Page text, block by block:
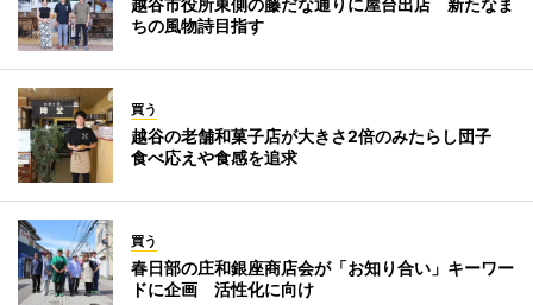
越谷市役所東側の藤だな通りに屋台出店 新たなま
ちの風物詩目指す
買う
越谷の老舗和菓子店が大きさ2倍のみたらし団子
食べ応えや食感を追求
買う
春日部の庄和銀座商店会が「お知り合い」キーワー
ドに企画 活性化に向け